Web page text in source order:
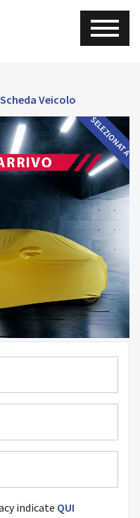
Scheda Veicolo
SELEZIONATA
indicate QUI